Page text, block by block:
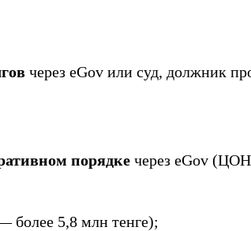
через eGov или суд, должник
порядке через eGov
более 5,8 млн тенге);